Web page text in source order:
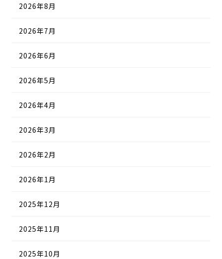
2026年8月
2026年7月
2026年6月
2026年5月
2026年4月
2026年3月
2026年2月
2026年1月
2025年12月
2025年11月
2025年10月